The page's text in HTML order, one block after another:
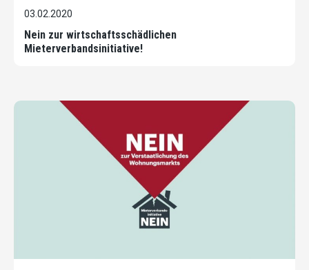
03.02.2020
Nein zur wirtschaftsschädlichen
Mieterverbandsinitiative!